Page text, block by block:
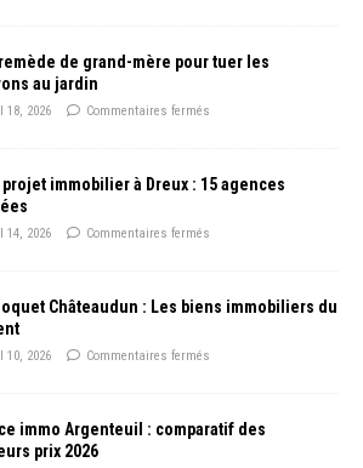
de grand-mère pour tuer les
au jardin
18, 2026 Commentaires fermés
immobilier à Dreux : 15 agences
14, 2026 Commentaires fermés
Châteaudun : Les biens immobiliers du
10, 2026 Commentaires fermés
immo Argenteuil : comparatif des
prix 2026